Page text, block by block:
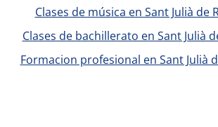
Clases de música en Sant Julià de
Clases de bachillerato en Sant Julià
Formacion profesional en Sant Julià